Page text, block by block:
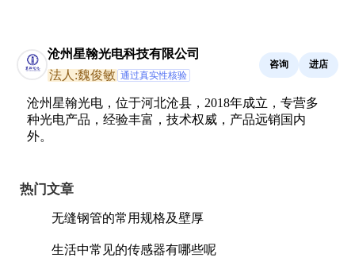
沧州星翰光电科技有限公司
法人:魏俊敏 通过真实性核验
咨询 进店
沧州星翰光电，位于河北沧县，2018年成立，专营多
种光电产品，经验丰富，技术权威，产品远销国内
外。
热门文章
无缝钢管的常用规格及壁厚
生活中常见的传感器有哪些呢